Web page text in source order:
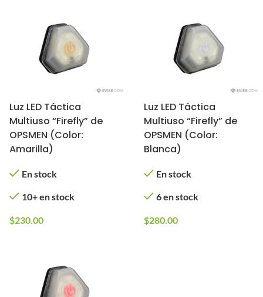
Luz LED Táctica
Multiuso “Firefly” de
OPSMEN (Color:
Amarilla)
En stock
10+ en stock
$230.00
Luz LED Táctica
Multiuso “Firefly” de
OPSMEN (Color:
Blanca)
En stock
6 en stock
$280.00